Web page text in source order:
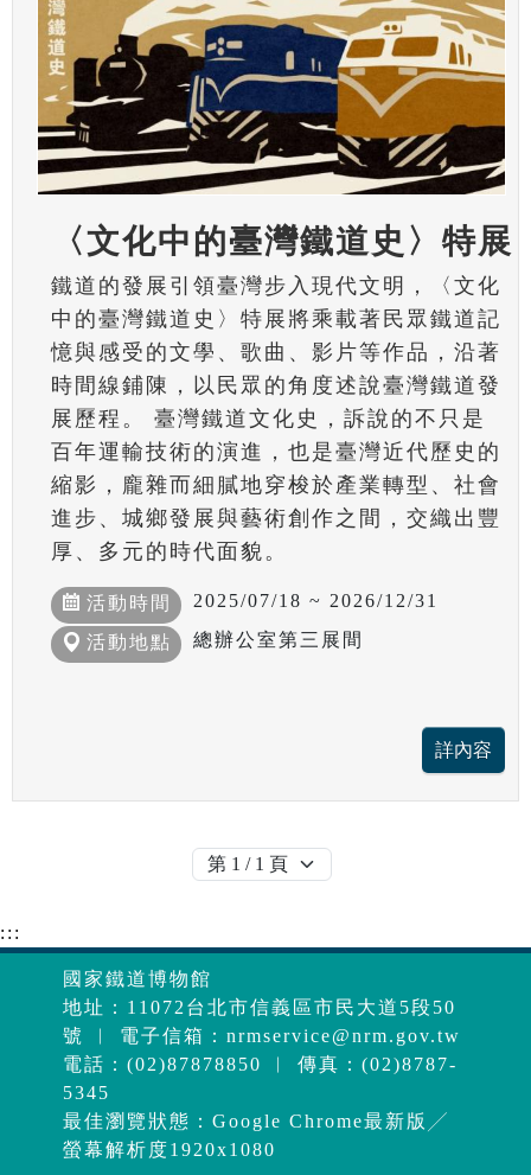
〈文化中的臺灣鐵道史〉特展
鐵道的發展引領臺灣步入現代文明，〈文化
中的臺灣鐵道史〉特展將乘載著民眾鐵道記
憶與感受的文學、歌曲、影片等作品，沿著
時間線鋪陳，以民眾的角度述說臺灣鐵道發
展歷程。 臺灣鐵道文化史，訴說的不只是
百年運輸技術的演進，也是臺灣近代歷史的
縮影，龐雜而細膩地穿梭於產業轉型、社會
進步、城鄉發展與藝術創作之間，交織出豐
厚、多元的時代面貌。
活動時間 2025/07/18 ~ 2026/12/31
活動地點 總辦公室第三展間
:::
國家鐵道博物館
地址：11072台北市信義區市民大道5段50
號 ︱ 電子信箱： nrmservice@nrm.gov.tw
電話：(02)87878850 ︱ 傳真：(02)8787-
5345
最佳瀏覽狀態：Google Chrome最新版╱
螢幕解析度1920x1080